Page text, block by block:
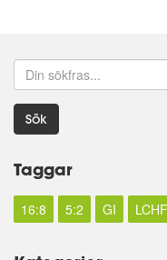
Sök
Taggar
16:8 5:2 GI LCHF